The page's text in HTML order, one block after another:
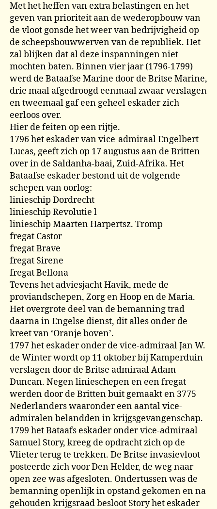
Met het heffen van extra belastingen en het
geven van prioriteit aan de wederopbouw van
de vloot gonsde het weer van bedrijvigheid op
de scheepsbouwwerven van de republiek. Het
zal blijken dat al deze inspanningen niet
mochten baten. Binnen vier jaar (1796-1799)
werd de Bataafse Marine door de Britse Marine,
drie maal afgedroogd eenmaal zwaar verslagen
en tweemaal gaf een geheel eskader zich
eerloos over.
Hier de feiten op een rijtje.
1796 het eskader van vice-admiraal Engelbert
Lucas, geeft zich op 17 augustus aan de Britten
over in de Saldanha-baai, Zuid-Afrika. Het
Bataafse eskader bestond uit de volgende
schepen van oorlog:
linieschip Dordrecht
linieschip Revolutie l
linieschip Maarten Harpertsz. Tromp
fregat Castor
fregat Brave
fregat Sirene
fregat Bellona
Tevens het adviesjacht Havik, mede de
proviandschepen, Zorg en Hoop en de Maria.
Het overgrote deel van de bemanning trad
daarna in Engelse dienst, dit alles onder de
kreet van ‘Oranje boven’.
1797 het eskader onder de vice-admiraal Jan W.
de Winter wordt op 11 oktober bij Kamperduin
verslagen door de Britse admiraal Adam
Duncan. Negen linieschepen en een fregat
werden door de Britten buit gemaakt en 3775
Nederlanders waaronder een aantal vice-
admiralen belandden in krijgsgevangenschap.
1799 het Bataafs eskader onder vice-admiraal
Samuel Story, kreeg de opdracht zich op de
Vlieter terug te trekken. De Britse invasievloot
posteerde zich voor Den Helder, de weg naar
open zee was afgesloten. Ondertussen was de
bemanning openlijk in opstand gekomen en na
gehouden krijgsraad besloot Story het eskader